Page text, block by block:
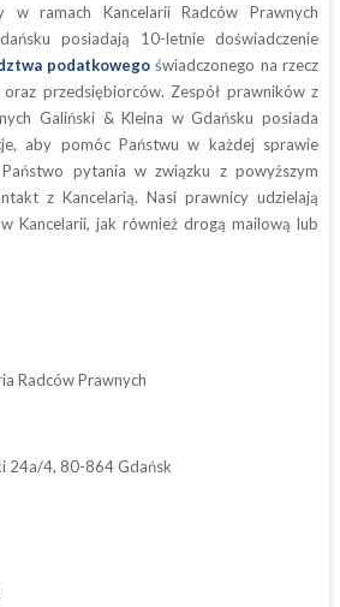
w ramach Kancelarii Radców Prawnych
posiadają 10-letnie doświadczenie
podatkowego świadczonego na rzecz
przedsiębiorców. Zespół prawników z
Galiński & Kleina w Gdańsku posiada
aby pomóc Państwu w każdej sprawie
pytania w związku z powyższym
z Kancelarią. Nasi prawnicy udzielają
Kancelarii, jak również drogą mailową lub
Radców Prawnych
24a/4, 80-864 Gdańsk